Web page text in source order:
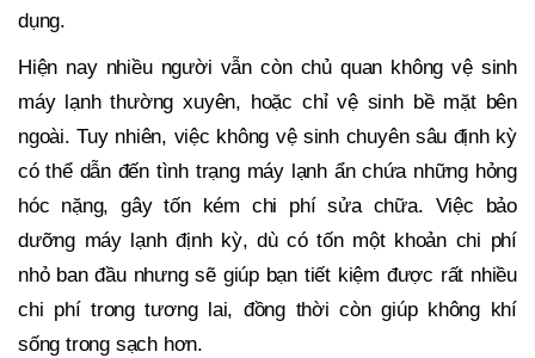
dụng.
Hiện nay nhiều người vẫn còn chủ quan không vệ sinh
máy lạnh thường xuyên, hoặc chỉ vệ sinh bề mặt bên
ngoài. Tuy nhiên, việc không vệ sinh chuyên sâu định kỳ
có thể dẫn đến tình trạng máy lạnh ẩn chứa những hỏng
hóc nặng, gây tốn kém chi phí sửa chữa. Việc bảo
dưỡng máy lạnh định kỳ, dù có tốn một khoản chi phí
nhỏ ban đầu nhưng sẽ giúp bạn tiết kiệm được rất nhiều
chi phí trong tương lai, đồng thời còn giúp không khí
sống trong sạch hơn.